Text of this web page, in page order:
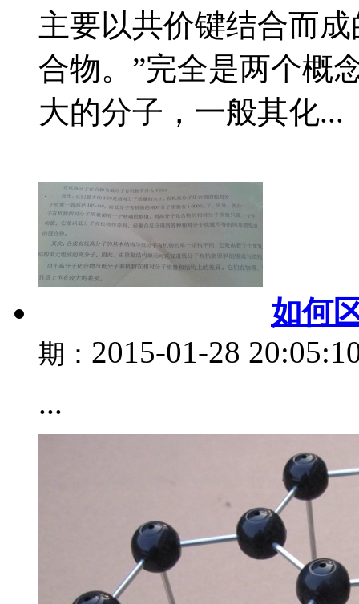
主要以共价键结合而
合物。”完全是两个概
大的分子，一般其化...
如何
期： 2015-01-28
...